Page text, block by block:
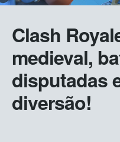
Clash
medieval,
disputadas
diversão!